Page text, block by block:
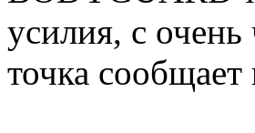
усилия, с
точка сообщает